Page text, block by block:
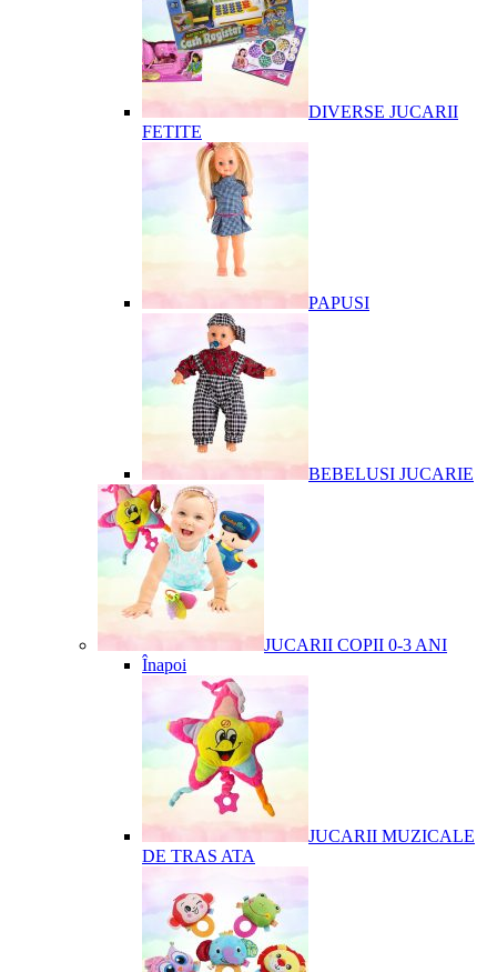
DIVERSE JUCARII
FETITE
PAPUSI
BEBELUSI JUCARIE
JUCARII COPII 0-3 ANI
Înapoi
JUCARII MUZICALE
DE TRAS ATA